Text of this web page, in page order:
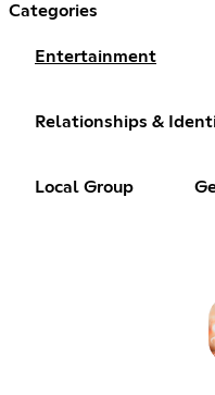
Categories
Entertainment
Relationships &
Local Group